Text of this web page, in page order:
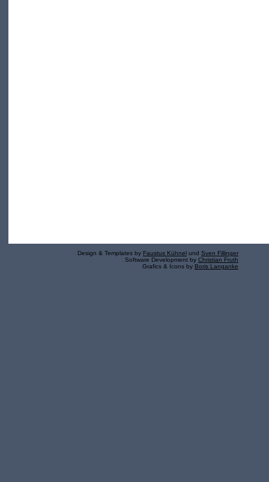
Design & Templates by Faustus Kühnel und Sven Fillinger
Software Development by Christian Fruth
Grafics & Icons by Boris Langanke